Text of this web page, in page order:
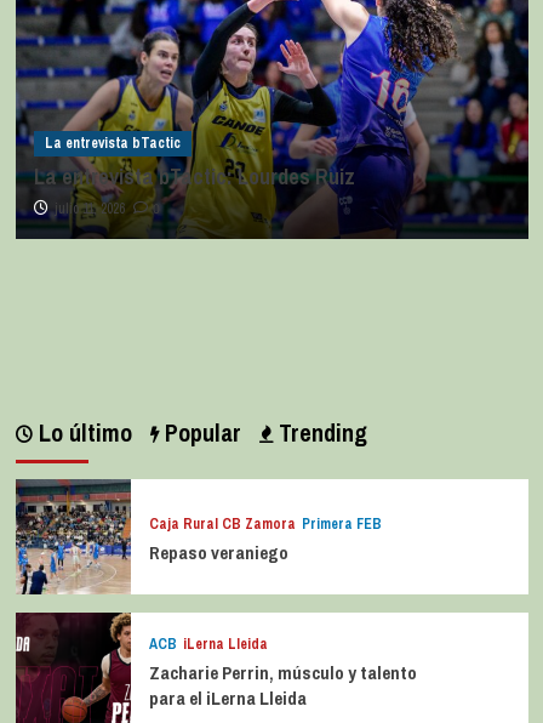
La entrevista bTactic
La entrevista bTactic: Lourdes Ruiz
julio 11, 2026 0
Lo último Popular Trending
Caja Rural CB Zamora Primera FEB
Repaso veraniego
ACB iLerna Lleida
Zacharie Perrin, músculo y talento
para el iLerna Lleida